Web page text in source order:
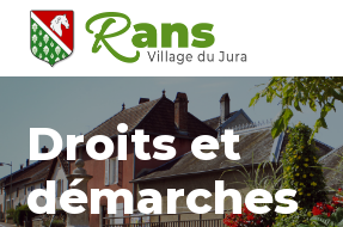
Droits et
démarches